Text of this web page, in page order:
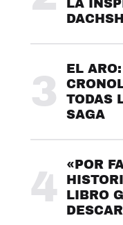
LA
3
EL
TODAS
SAGA
4
«POR
LIBRO